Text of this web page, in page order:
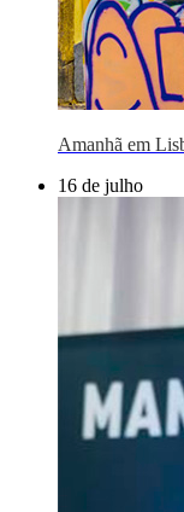
Amanhã em
16 de julho